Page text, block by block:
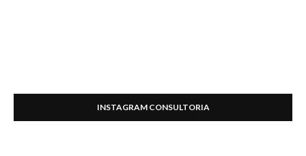
INSTAGRAM CONSULTORIA